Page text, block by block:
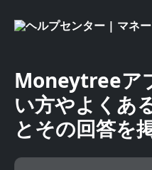
Moneytreeア
い方やよくあ
とその回答を
記事を検索...